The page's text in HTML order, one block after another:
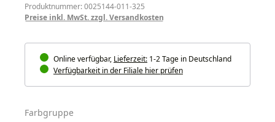
Produktnummer: 0025144-011-325
Preise inkl. MwSt. zzgl. Versandkosten
Online verfügbar, Lieferzeit: 1-2 Tage in Deutschland
Verfügbarkeit in der Filiale hier prüfen
Farbgruppe